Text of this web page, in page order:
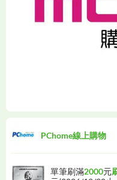
PChome線上購物
單筆刷滿2000元